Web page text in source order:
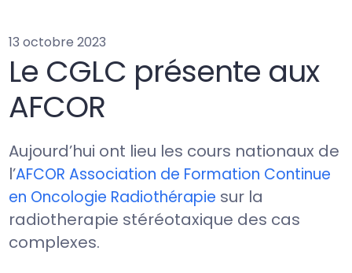
13 octobre 2023
Le CGLC présente aux
AFCOR
Aujourd’hui ont lieu les cours nationaux de
l’AFCOR Association de Formation Continue
en Oncologie Radiothérapie sur la
radiotherapie stéréotaxique des cas
complexes.